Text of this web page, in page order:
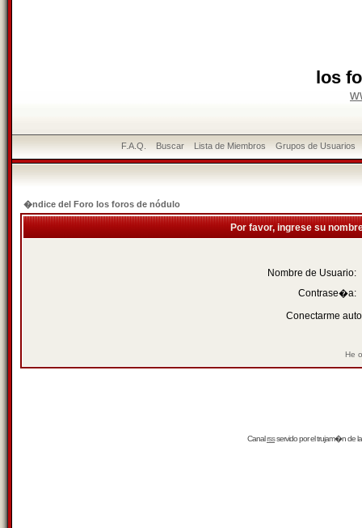
los
F.A.Q. Buscar Lista de Miembros Grupos de Usuarios
�ndice del Foro los foros de nódulo
Por favor, ingrese su
Nombre de Usuario:
Contrase�a:
Conectarme
He
Canalrssservido por eltrujam�nde